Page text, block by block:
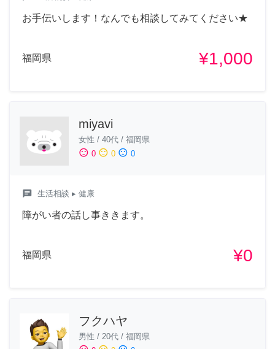
お手伝いします！なんでも相談してみてください★
福岡県 ¥1,000
miyavi
女性 / 40代 / 福岡県
sentiment_satisfied 0 sentiment_neutral 0 sentiment_dissatisfied 0
chat 生活相談 ▸ 健康
障がい者の話し事ききます。
福岡県 ¥0
フクハヤ
男性 / 20代 / 福岡県